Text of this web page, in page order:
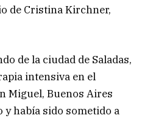
de Cristina Kirchner,
de la ciudad de Saladas,
intensiva en el
Miguel, Buenos Aires
había sido sometido a